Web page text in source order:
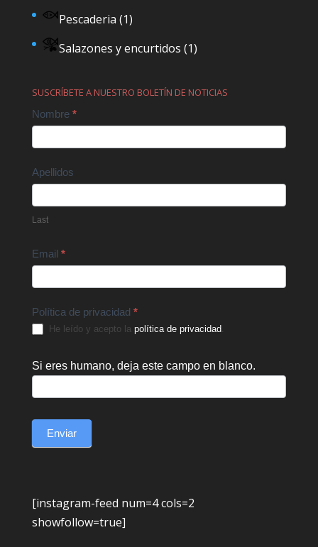
Pescaderia (1)
Salazones y encurtidos (1)
SUSCRÍBETE A NUESTRO BOLETÍN DE NOTICIAS
Contact
Nombre *
Apellidos
Last
Email *
Política de privacidad *
He leído y acepto la política de privacidad.
Si eres humano, deja este campo en blanco.
Enviar
[instagram-feed num=4 cols=2
showfollow=true]